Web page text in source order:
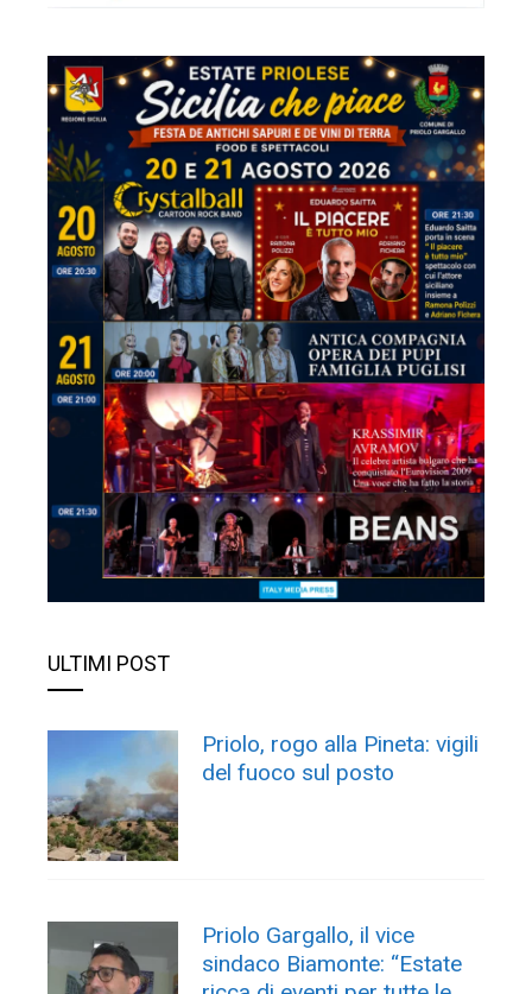
ULTIMI POST
Priolo, rogo alla Pineta: vigili
del fuoco sul posto
Priolo Gargallo, il vice
sindaco Biamonte: “Estate